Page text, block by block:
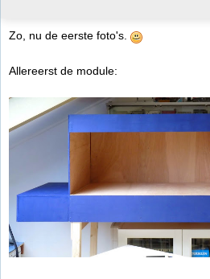
Zo, nu de eerste foto's.
Allereerst de module: